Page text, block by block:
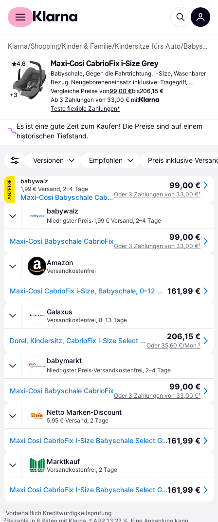
Für Shopper
Klarna/Shopping/Kinder & Familie/Kindersitze fürs Auto/ Babyschalen
4,6
+3
Maxi-Cosi CabrioFix i-Size Grey
Babyschale, Gegen die Fahrtrichtung, i-Size, Waschbarer
Bezug, Neugeboreneneinsatz inklusive, Tragegriff,
Seitlicher Aufprallschutz (ASIP)
Vergleiche Preise von99,00 €bis206,15 €
Ab 3 Zahlungen von 33,00 € mit
Teste flexible Zahlungen*
Es ist eine gute Zeit zum Kaufen! Die Preise sind auf einem
historischen Tiefstand.
Versionen Empfohlen Preis inklusive
ANZEIGE
babywalz
1,99 € Versand, 2–4 Tage
Maxi-Cosi Babyschale CabrioFix
99,00 €
Oder 3 Zahlungen von 33,00 €¹
babywalz
Niedrigster Preis·1,99 € Versand, 2–4 Tage
Maxi-Cosi Babyschale CabrioFix 99,00 €
Oder 3 Zahlungen von 33,00 €¹
Amazon
Versandkostenfrei
Maxi-Cosi CabrioFix i-Size, Babyschale, 0–12 Monate, max. 12 kg, leichter i-Size Kindersitz (3,2 kg), Sonnenverdeck, gepolsterter Sitz, für viele Maxi-Cosi Kinderwagen, Select Grey 161,99 €
Galaxus
Versandkostenfrei, 8–13 Tage
Dorel, Kindersitz, CabrioFix i-Size Select Grey (Babyschale) 206,15 €
Oder 35,60 €/Mon.²
babymarkt
Niedrigster Preis·Versandkostenfrei, 2–4 Tage
Maxi-Cosi Babyschale CabrioFix 99,00 €
Oder 3 Zahlungen von 33,00 €¹
Netto Marken-Discount
5,95 € Versand, 2 Tage
Maxi Cosi CabrioFix I-Size Babyschale Select Grey161,99 €
Marktkauf
Versandkostenfrei, 2 Tage
Maxi Cosi CabrioFix I-Size Babyschale Select Grey161,99 €
¹Vorbehaltlich Kreditwürdigkeitsprüfung.